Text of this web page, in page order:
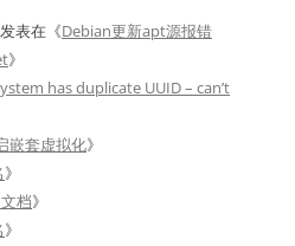
发表在《Debian更新apt源报错
》
has duplicate UUID – can’t
嵌套虚拟化》
》
档》
》